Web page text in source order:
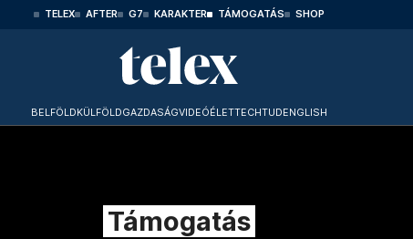
TELEX AFTER G7 KARAKTER TÁMOGATÁS SHOP
BELFÖLDKÜLFÖLDGAZDASÁGVIDEÓÉLETTECHTUDENGLISH
Támogatás